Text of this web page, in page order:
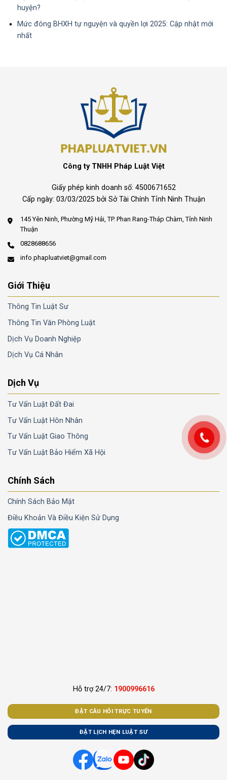
huyện?
Mức đóng BHXH tự nguyện và quyền lợi 2025: Cập nhật mới
nhất
Công ty TNHH Pháp Luật Việt
Giấy phép kinh doanh số: 4500671652
Cấp ngày: 03/03/2025 bởi Sở Tài Chính Tỉnh Ninh Thuận
145 Yên Ninh, Phường Mỹ Hải, TP. Phan Rang-Tháp Chàm, Tỉnh Ninh
Thuận
0828688656
info.phapluatviet@gmail.com
Giới Thiệu
Thông Tin Luật Sư
Thông Tin Văn Phòng Luật
Dịch Vụ Doanh Nghiệp
Dịch Vụ Cá Nhân
Dịch Vụ
Tư Vấn Luật Đất Đai
Tư Vấn Luật Hôn Nhân
Tư Vấn Luật Giao Thông
Tư Vấn Luật Bảo Hiểm Xã Hội
Chính Sách
Chính Sách Bảo Mật
Điều Khoản Và Điều Kiện Sử Dụng
Hỗ trợ 24/7: 1900996616
ĐẶT CÂU HỎI TRỰC TUYẾN
ĐẶT LỊCH HẸN LUẬT SƯ